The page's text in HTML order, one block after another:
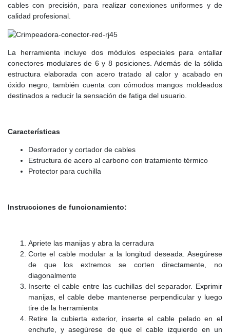
cables con precisión, para realizar conexiones uniformes y de
calidad profesional.
La herramienta incluye dos módulos especiales para entallar
conectores modulares de 6 y 8 posiciones. Además de la sólida
estructura elaborada con acero tratado al calor y acabado en
óxido negro, también cuenta con cómodos mangos moldeados
destinados a reducir la sensación de fatiga del usuario.
Características
Desforrador y cortador de cables
Estructura de acero al carbono con tratamiento térmico
Protector para cuchilla
Instrucciones de funcionamiento:
Apriete las manijas y abra la cerradura
Corte el cable modular a la longitud deseada. Asegúrese
de que los extremos se corten directamente, no
diagonalmente
Inserte el cable entre las cuchillas del separador. Exprimir
manijas, el cable debe mantenerse perpendicular y luego
tire de la herramienta
Retire la cubierta exterior, inserte el cable pelado en el
enchufe, y asegúrese de que el cable izquierdo en un